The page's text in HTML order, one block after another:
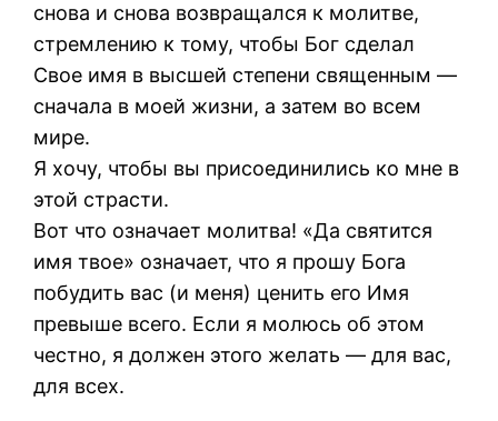
снова и снова возвращался к молитве,
стремлению к тому, чтобы Бог сделал
Свое имя в высшей степени священным —
сначала в моей жизни, а затем во всем
мире.
Я хочу, чтобы вы присоединились ко мне в
этой страсти.
Вот что означает молитва! «Да святится
имя твое» означает, что я прошу Бога
побудить вас (и меня) ценить его Имя
превыше всего. Если я молюсь об этом
честно, я должен этого желать — для вас,
для всех.